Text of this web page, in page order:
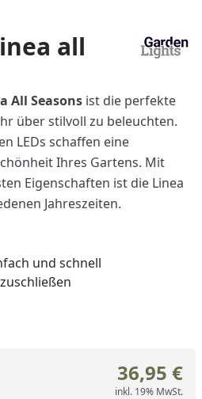
all
All Seasonsist die perfekte
über stilvoll zu beleuchten.
LEDs schaffen eine
Ihres Gartens. Mit
Eigenschaften ist die Linea
Jahreszeiten.
und schnell
36,95 €
inkl. 19% MwSt.